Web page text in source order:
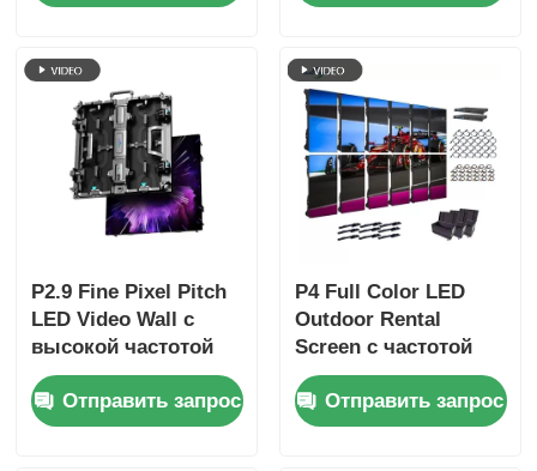
полноцветным
IP65 для концертов
и сценических
мероприятий
мм, частотой
и яркостью 4500 кд/
кв.м.
P2.9 Fine Pixel Pitch
LED Video Wall с
высокой частотой
обновления 7680 Гц
и двойным
питанием и
Отправить запрос
P4 Full Color LED
Outdoor Rental
Screen с частотой
обновления 7680 Гц
и
водонепроницаемым
Отправить запрос